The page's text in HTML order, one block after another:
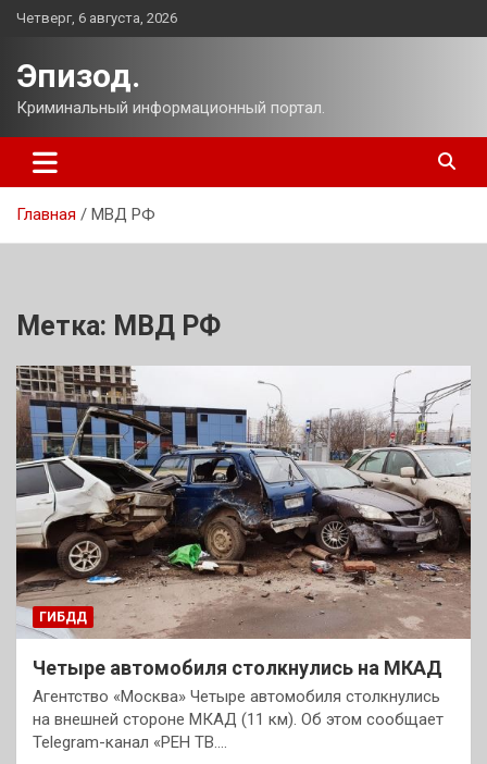
Перейти
Четверг, 6 августа, 2026
Эпизод.
Криминальный информационный портал.
Главная МВД РФ
Метка: МВД РФ
ГИБДД
Четыре автомобиля столкнулись на МКАД
Агентство «Москва» Четыре автомобиля столкнулись
на внешней стороне МКАД (11 км). Об этом сообщает
Telegram-канал «РЕН ТВ.…